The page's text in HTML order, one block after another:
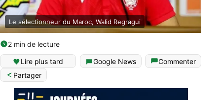
Le sélectionneur du Maroc, Walid Regragui
2 min de lecture
Lire plus tard Google News
Commenter
Partager